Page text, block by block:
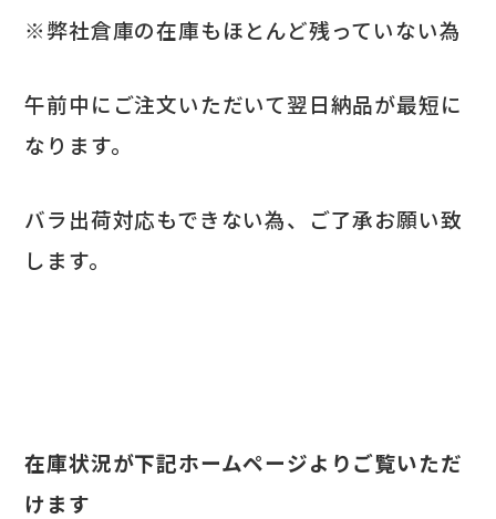
※弊社倉庫の在庫もほとんど残っていない為
午前中にご注文いただいて翌日納品が最短に
なります。
バラ出荷対応もできない為、ご了承お願い致
します。
在庫状況が下記ホームページよりご覧いただ
けます